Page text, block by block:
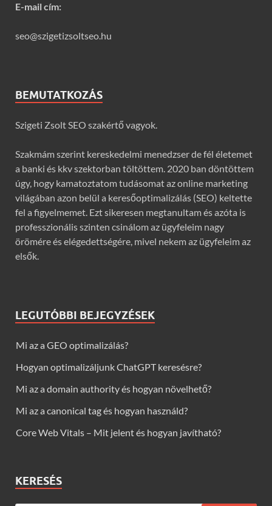
E-mail cím:
seo@szigetizsoltseo.hu
BEMUTATKOZÁS
Szigeti Zsolt SEO szakértő vagyok.
Szakmám szerint kereskedelmi menedzser de fél életemet
a banki és kkv szektorban töltöttem. 2020 ban döntöttem
úgy, hogy kamatoztatom tudásomat az online marketing
világában azon belül a keresőoptimalizálás (SEO) keltette
fel a figyelmemet. Ezt sikeresen megtanultam és azóta is
professzionális szinten csinálom az ügyfeleim nagy
örömére és elégedettségére, mivel nekem az ügyfeleim az
elsők.
LEGUTÓBBI BEJEGYZÉSEK
Mi az a GEO optimalizálás?
Hogyan optimalizáljunk ChatGPT keresésre?
Mi az a domain authority és hogyan növelhető?
Mi az a canonical tag és hogyan használd?
Core Web Vitals – Mit jelent és hogyan javítható?
KERESÉS